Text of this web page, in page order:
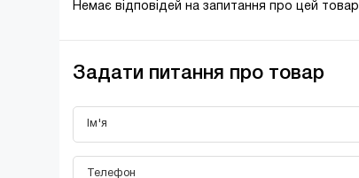
Немає відповідей на запитання про цей товар
Задати питання про товар